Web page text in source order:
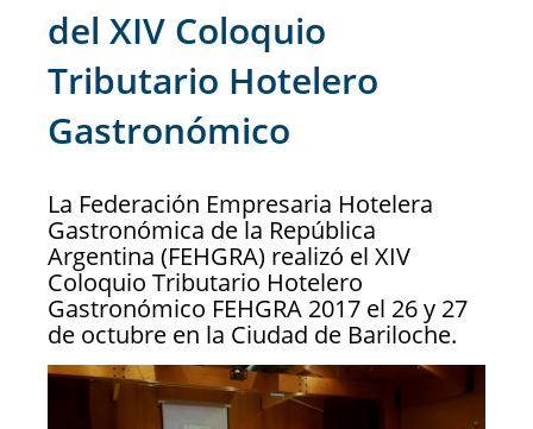
del XIV Coloquio
Tributario Hotelero
Gastronómico
La Federación Empresaria Hotelera
Gastronómica de la República
Argentina (FEHGRA) realizó el XIV
Coloquio Tributario Hotelero
Gastronómico FEHGRA 2017 el 26 y 27
de octubre en la Ciudad de Bariloche.